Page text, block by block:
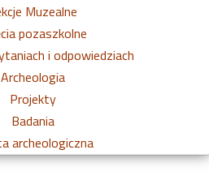
Muzealne
pozaszkolne
i odpowiedziach
Archeologia
Projekty
Badania
archeologiczna